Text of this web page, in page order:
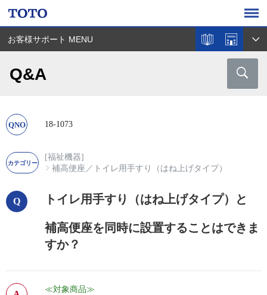
お客様サポート MENU
Q&A
18-1073
[福祉機器]
補高便座 ／ トイレ用手すり（はね上げタイプ）
トイレ用手すり（はね上げタイプ）と
補高便座を同時に設置することはできま
すか？
≪対象商品≫